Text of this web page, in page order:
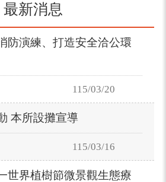
最新消息
防演練、打造安全洽公環
115/03/20
本所設攤宣導
115/03/16
世界植樹節微景觀生態療